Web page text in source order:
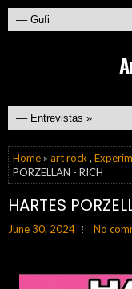
Home » art rock ,
PORZELLAN - RICH
HARTES
June 30, 2024 No